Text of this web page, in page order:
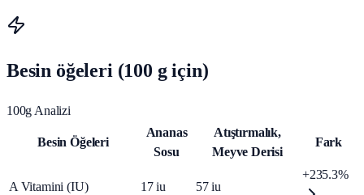
Besin öğeleri (100 g için)
100g Analizi
Besin Öğeleri
Ananas
Sosu
Atıştırmalık,
Meyve Derisi
Fark
A Vitamini (IU) 17 iu 57 iu
+235.3%